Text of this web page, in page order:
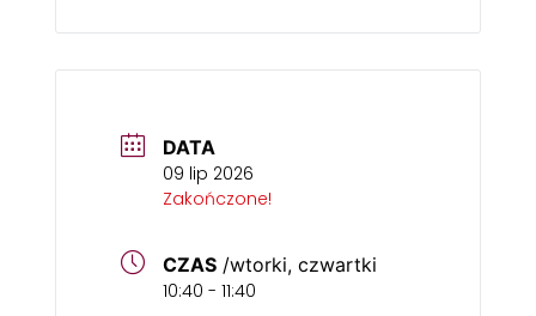
DATA
09 lip 2026
Zakończone!
CZAS /wtorki, czwartki
10:40 - 11:40